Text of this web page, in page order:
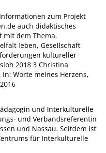
zum Projekt
auch didaktisches
mit dem Thema.
leben, Gesellschaft
kultureller
2018 3 Christina
Worte meines Herzens,
und Interkulturelle
und Verbandsreferentin
und Nassau. Seitdem ist
für Interkulturelle